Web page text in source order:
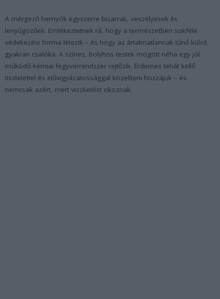
A mérgező hernyók egyszerre bizarrak, veszélyesek és
lenyűgözőek. Emlékeztetnek rá, hogy a természetben sokféle
védekezési forma létezik – és hogy az ártalmatlannak tűnő külső
gyakran csalóka. A színes, bolyhos testek mögött néha egy jól
működő kémiai fegyverrendszer rejtőzik. Érdemes tehát kellő
tisztelettel és elővigyázatossággal közelíteni hozzájuk – és
nemcsak azért, mert viszketést okoznak.